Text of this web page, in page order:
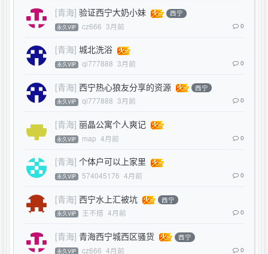
[青海] 验证西宁大奶小妹 西宁
永久VIP cz666 3月前 0
[青海] 城北洗浴
永久VIP qi777888 3月前 0
[青海] 西宁热心狼友分享的资源 西宁
永久VIP qi777888 3月前 0
[青海] 丽晶公寓个人爽记
永久VIP map 4月前 0
[青海] 个体户可以上家里
永久VIP 574045176 4月前 0
[青海] 西宁水上汇被坑 西宁
永久VIP 王不搭 4月前 0
[青海] 青海西宁城西区骚货 西宁
永久VIP cz666 4月前 0